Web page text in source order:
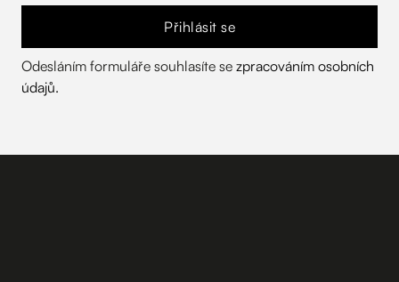
Přihlásit se
Odesláním formuláře souhlasíte se zpracováním osobních
údajů.